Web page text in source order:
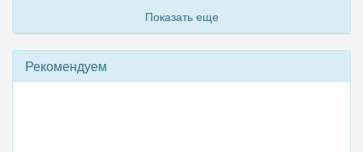
Показать еще
Рекомендуем